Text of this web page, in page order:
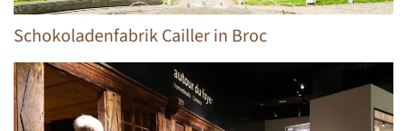
Schokoladenfabrik Cailler in Broc